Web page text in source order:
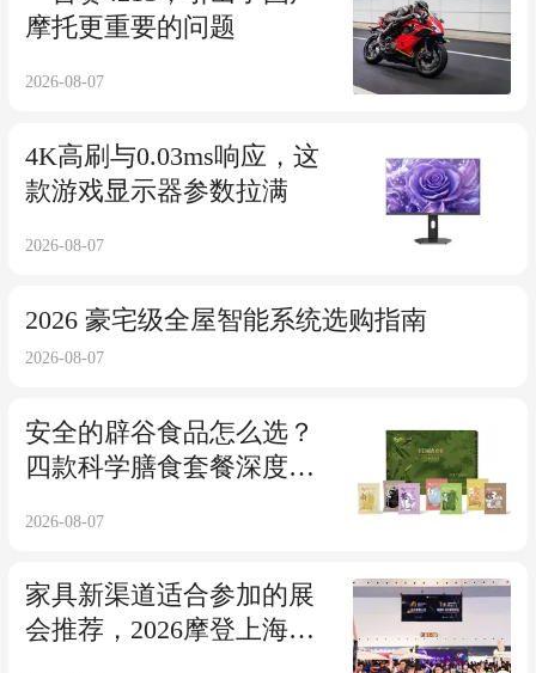
摩托更重要的问题
2026-08-07
4K高刷与0.03ms响应，这
款游戏显示器参数拉满
2026-08-07
2026 豪宅级全屋智能系统选购指南
2026-08-07
安全的辟谷食品怎么选？
四款科学膳食套餐深度解
2026-08-07
家具新渠道适合参加的展
会推荐，2026摩登上海设